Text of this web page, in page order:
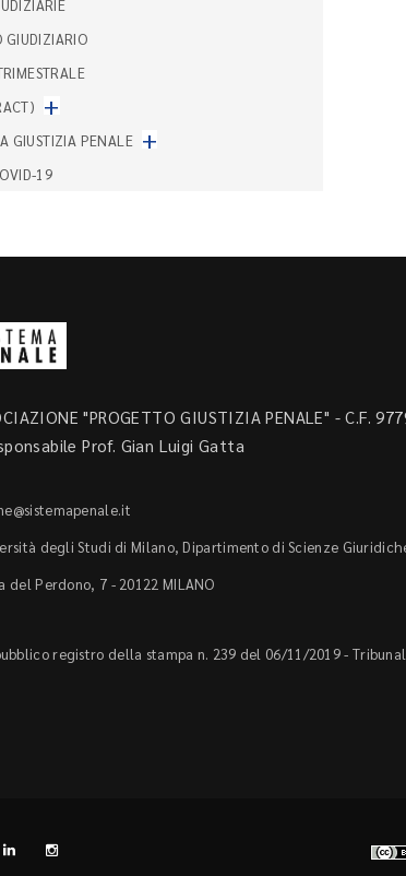
GIUDIZIARIO
+
GIUSTIZIA PENALE +
19
"PROGETTO GIUSTIZIA PENALE" - C.F.
Prof. Gian Luigi Gatta
degli Studi di Milano, Dipartimento di Scienze
del Perdono, 7 - 20122 MILANO
registro della stampa n. 239 del 06/11/2019 -